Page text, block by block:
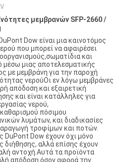
μεμβρανών SFP-2660 /
Dow είναι μια καινοτόμος
που μπορεί να αφαιρέσει
και
μέσω μιας αποτελεσματικής
με μεμβράνη για την παροχή
νερούΟι εν λόγω μεμβράνες
απόδοση και εξαιρετική
και είναι κατάλληλες για
νερού,
πόσιμου
λυμάτων, και διαδικασίες
τροφίμων και ποτών.
DuPont Dow έχουν όχι μόνο
διήθησης, αλλά επίσης έχουν
αντοχή.Αυτά τα προϊόντα
απόδοση όσον αφορά την